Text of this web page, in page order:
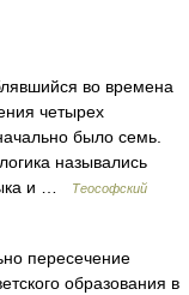
во времена
четырех
было семь.
назывались
и …
Теософский
пересечение
образования в